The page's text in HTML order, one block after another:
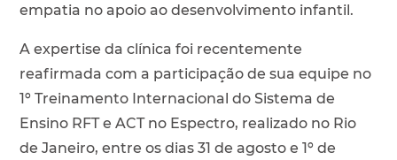
empatia no apoio ao desenvolvimento infantil.
A expertise da clínica foi recentemente
reafirmada com a participação de sua equipe no
1º Treinamento Internacional do Sistema de
Ensino RFT e ACT no Espectro, realizado no Rio
de Janeiro, entre os dias 31 de agosto e 1º de